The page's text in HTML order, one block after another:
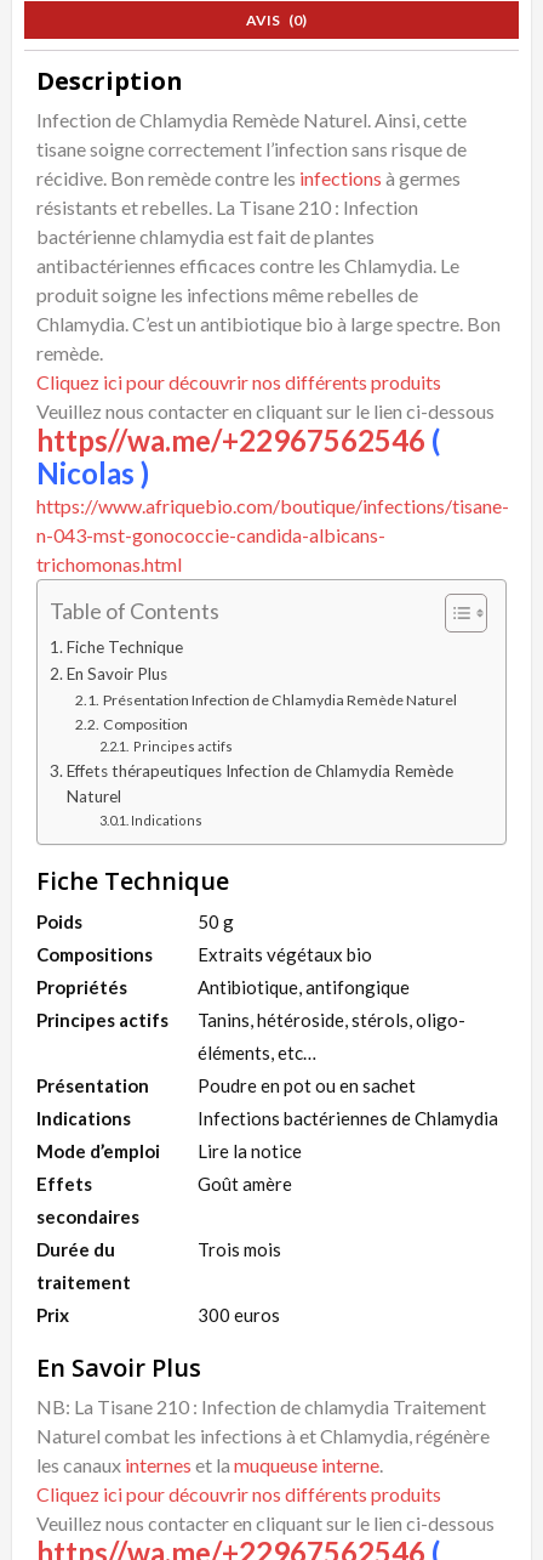
AVIS (0)
Description
Infection de Chlamydia Remède Naturel. Ainsi, cette
tisane soigne correctement l’infection sans risque de
récidive. Bon remède contre les infections à germes
résistants et rebelles. La Tisane 210 : Infection
bactérienne chlamydia est fait de plantes
antibactériennes efficaces contre les Chlamydia. Le
produit soigne les infections même rebelles de
Chlamydia. C’est un antibiotique bio à large spectre. Bon
remède.
Cliquez ici pour découvrir nos différents produits
Veuillez nous contacter en cliquant sur le lien ci-dessous
https//wa.me/+22967562546 (
Nicolas )
https://www.afriquebio.com/boutique/infections/tisane-
n-043-mst-gonococcie-candida-albicans-
trichomonas.html
Table of Contents
Fiche Technique
En Savoir Plus
Présentation Infection de Chlamydia Remède Naturel
Composition
Principes actifs
Effets thérapeutiques Infection de Chlamydia Remède
Naturel
Indications
Fiche Technique
Poids
50 g
Compositions
Extraits végétaux bio
Propriétés
Antibiotique, antifongique
Principes actifs
Tanins, hétéroside, stérols, oligo-
éléments, etc…
Présentation
Poudre en pot ou en sachet
Indications
Infections bactériennes de Chlamydia
Mode d’emploi
Lire la notice
Effets
secondaires
Goût amère
Durée du
traitement
Trois mois
Prix 300 euros
En Savoir Plus
NB: La Tisane 210 : Infection de chlamydia Traitement
Naturel combat les infections à et Chlamydia, régénère
les canaux internes et la muqueuse interne.
Cliquez ici pour découvrir nos différents produits
Veuillez nous contacter en cliquant sur le lien ci-dessous
https//wa.me/+22967562546 (